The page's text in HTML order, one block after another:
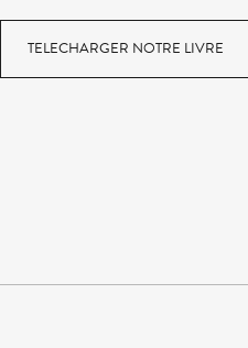
TELECHARGER NOTRE LIVRE